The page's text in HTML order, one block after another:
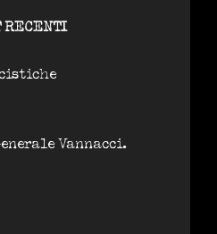
RECENTI
Vannacci.